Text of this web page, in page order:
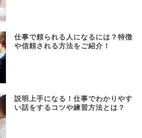
仕事で頼られる人になるには？特徴
や信頼される方法をご紹介！
説明上手になる！仕事でわかりやす
い話をするコツや練習方法とは？